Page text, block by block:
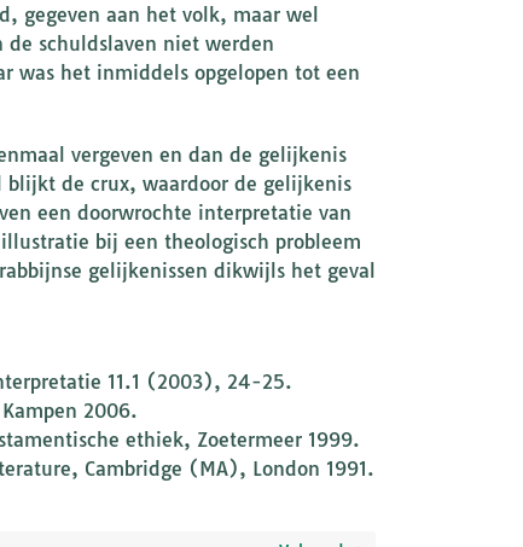
gegeven aan het volk, maar wel
schuldslaven niet werden
was het inmiddels opgelopen tot een
vergeven en dan de gelijkenis
de crux, waardoor de gelijkenis
een doorwrochte interpretatie van
bij een theologisch probleem
gelijkenissen dikwijls het geval
11.1 (2003), 24-25.
2006.
ethiek, Zoetermeer 1999.
Cambridge (MA), London 1991.